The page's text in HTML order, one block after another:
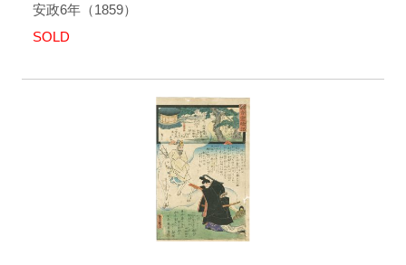
安政6年（1859）
SOLD